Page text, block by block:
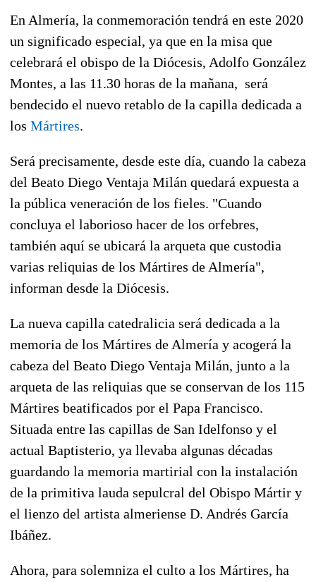
En Almería, la conmemoración tendrá en este 2020
un significado especial, ya que en la misa que
celebrará el obispo de la Diócesis, Adolfo González
Montes, a las 11.30 horas de la mañana, será
bendecido el nuevo retablo de la capilla dedicada a
los Mártires.
Será precisamente, desde este día, cuando la cabeza
del Beato Diego Ventaja Milán quedará expuesta a
la pública veneración de los fieles. "Cuando
concluya el laborioso hacer de los orfebres,
también aquí se ubicará la arqueta que custodia
varias reliquias de los Mártires de Almería",
informan desde la Diócesis.
La nueva capilla catedralicia será dedicada a la
memoria de los Mártires de Almería y acogerá la
cabeza del Beato Diego Ventaja Milán, junto a la
arqueta de las reliquias que se conservan de los 115
Mártires beatificados por el Papa Francisco.
Situada entre las capillas de San Idelfonso y el
actual Baptisterio, ya llevaba algunas décadas
guardando la memoria martirial con la instalación
de la primitiva lauda sepulcral del Obispo Mártir y
el lienzo del artista almeriense D. Andrés García
Ibáñez.
Ahora, para solemniza el culto a los Mártires, ha